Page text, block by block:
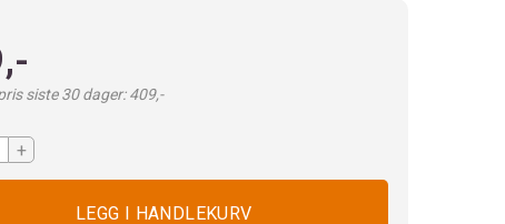
siste 30 dager: 409,-
+